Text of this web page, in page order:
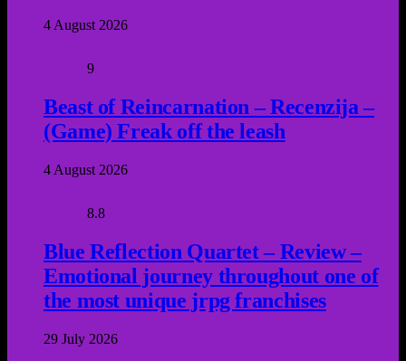
4 August 2026
9
Beast of Reincarnation – Recenzija –
(Game) Freak off the leash
4 August 2026
8.8
Blue Reflection Quartet – Review –
Emotional journey throughout one of
the most unique jrpg franchises
29 July 2026